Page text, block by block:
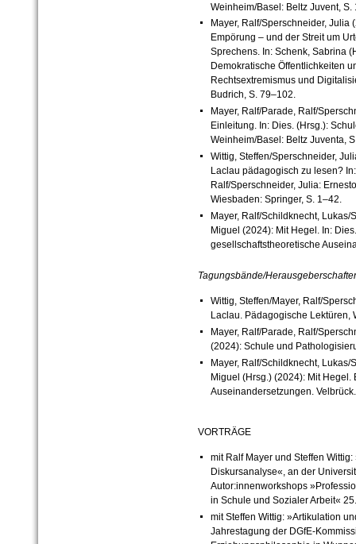
Weinheim/Basel: Beltz Juvent, S.
Mayer, Ralf/Sperschneider, Julia
Empörung – und der Streit um
Sprechens. In: Schenk, Sabrina
Demokratische Öffentlichkeiten
Rechtsextremismus und
Budrich, S. 79–102.
Mayer, Ralf/Parade, Ralf/
Einleitung. In: Dies. (Hrsg.):
Weinheim/Basel: Beltz Juventa,
Wittig, Steffen/Sperschneider,
Laclau pädagogisch zu lesen?
Ralf/Sperschneider, Julia:
Wiesbaden: Springer, S. 1–42.
Mayer, Ralf/Schildknecht,
Miguel (2024): Mit Hegel. In:
gesellschaftstheoretische
Tagungsbände/
Wittig, Steffen/Mayer, Ralf/
Laclau. Pädagogische Lektüren,
Mayer, Ralf/Parade, Ralf/
(2024): Schule und
Mayer, Ralf/Schildknecht,
Miguel (Hrsg.) (2024): Mit
Auseinandersetzungen. Velbrück.
VORTRÄGE
mit Ralf Mayer und Steffen
Diskursanalyse«, an der
Autor:innenworkshops
in Schule und Sozialer Arbeit«
mit Steffen Wittig: »Artikulation
Jahrestagung der DGfE-